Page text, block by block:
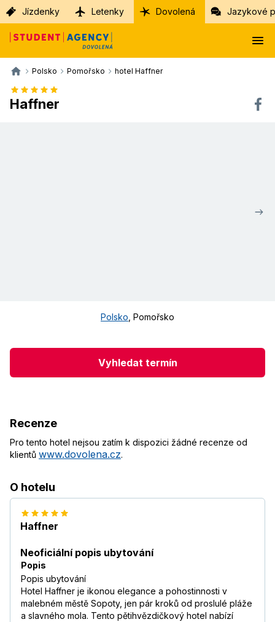
Jízdenky Letenky Dovolená Jazykové
Polsko Pomořsko hotel Haffner
Haffner
Polsko Pomořsko
Vyhledat termín
Recenze
Pro tento hotel nejsou zatím k dispozici žádné recenze od
klientů www.dovolena.cz.
O hotelu
Haffner
Neoficiální popis ubytování
Popis
Popis ubytování
Hotel Haffner je ikonou elegance a pohostinnosti v
malebném městě Sopoty, jen pár kroků od proslulé pláže
a slavného mola. Tento pětihvězdičkový hotel nabízí